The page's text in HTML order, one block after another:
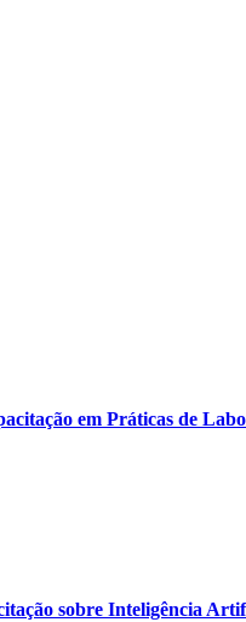
em Práticas de
sobre Inteligência